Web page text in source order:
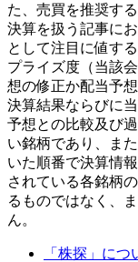
た、売買を推奨す
決算を扱う記事に
として注目に値す
プライズ度（当該
想の修正か配当予
決算結果ならびに
予想との比較及び
い銘柄であり、ま
いた順番で決算情
されている各銘柄
るものではなく、
ん。
「株探」につ